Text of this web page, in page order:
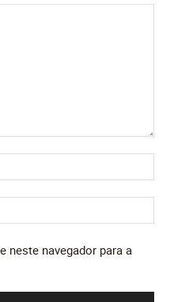
neste navegador para a